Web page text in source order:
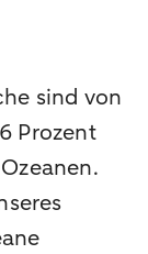
sind von
Prozent